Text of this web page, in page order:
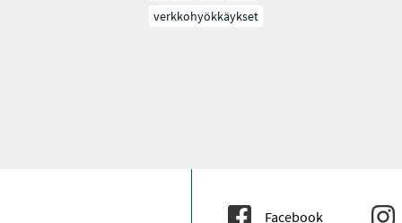
verkkohyökkäykset
Facebook